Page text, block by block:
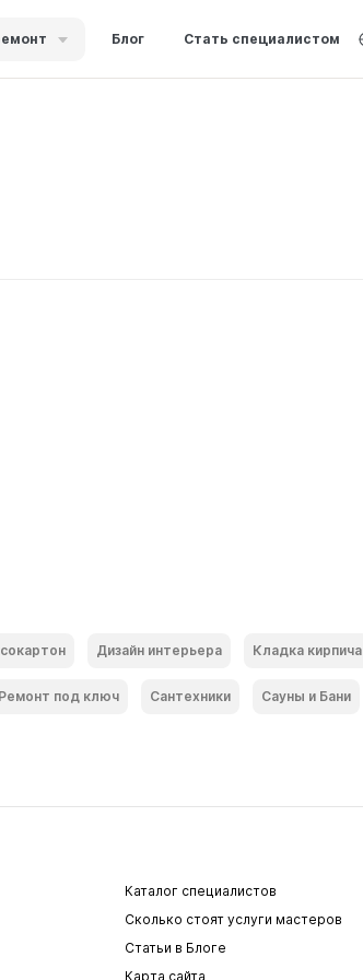
Блог Стать специалистом
Дизайн интерьера Кладка кирпича
Ремонт под ключ Сантехники Сауны и Бани
Каталог специалистов
Сколько стоят услуги мастеров
Статьи в Блоге
Карта сайта